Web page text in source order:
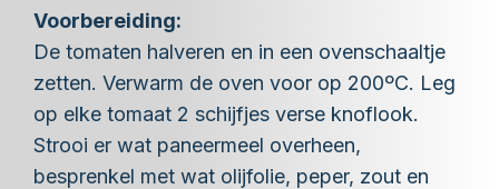
Voorbereiding:
De tomaten halveren en in een ovenschaaltje
zetten. Verwarm de oven voor op 200ºC. Leg
op elke tomaat 2 schijfjes verse knoflook.
Strooi er wat paneermeel overheen,
besprenkel met wat olijfolie, peper, zout en